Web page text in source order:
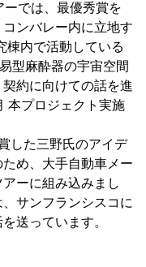
では、最優秀賞を
ンバレー内に立地す
棟内で活動している
型麻酔器の宇宙空間
約に向けての話を進
本プロジェクト実施
した三野氏のアイデ
め、大手自動車メー
ーに組み込みまし
サンフランシスコに
送っています。